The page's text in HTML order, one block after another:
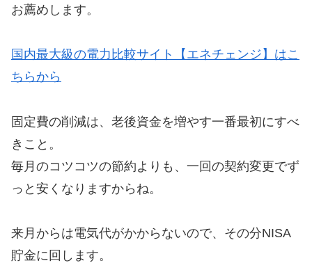
お薦めします。
国内最大級の電力比較サイト【エネチェンジ】はこ
ちらから
固定費の削減は、老後資金を増やす一番最初にすべ
きこと。
毎月のコツコツの節約よりも、一回の契約変更でず
っと安くなりますからね。
来月からは電気代がかからないので、その分NISA
貯金に回します。